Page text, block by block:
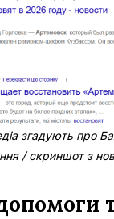
згадують про
/ скриншот з